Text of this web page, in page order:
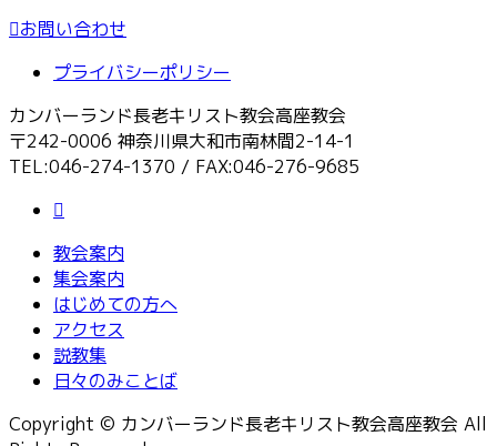
お問い合わせ
プライバシーポリシー
カンバーランド長老キリスト教会高座教会
〒242-0006 神奈川県大和市南林間2-14-1
TEL:046-274-1370 / FAX:046-276-9685
教会案内
集会案内
はじめての方へ
アクセス
説教集
日々のみことば
Copyright © カンバーランド長老キリスト教会高座教会 All